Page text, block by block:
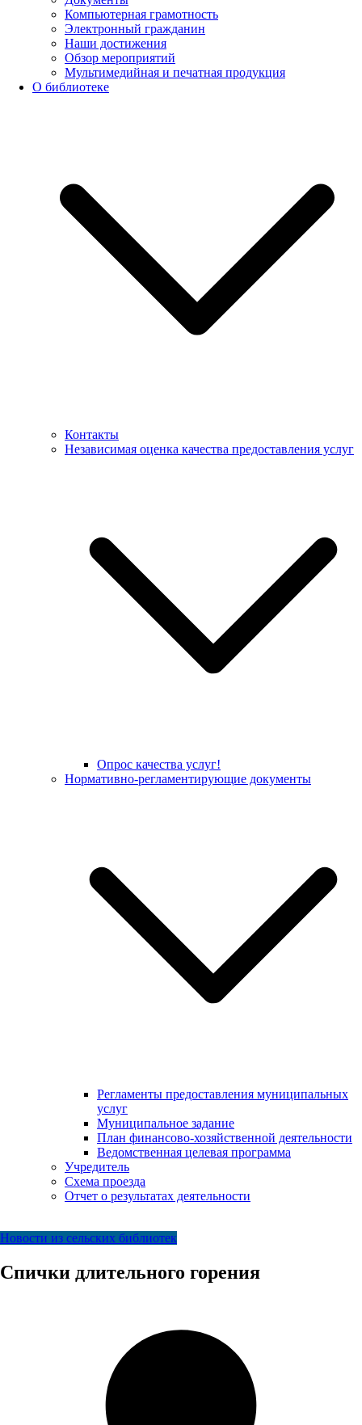
Компьютерная грамотность
Электронный гражданин
Наши достижения
Обзор мероприятий
Мультимедийная и печатная продукция
О библиотеке
Контакты
Независимая оценка качества предоставления услуг
Опрос качества услуг!
Нормативно-регламентирующие документы
Регламенты предоставления муниципальных
услуг
Муниципальное задание
План финансово-хозяйственной деятельности
Ведомственная целевая программа
Учредитель
Схема проезда
Отчет о результатах деятельности
Новости из сельских библиотек
Спички длительного горения